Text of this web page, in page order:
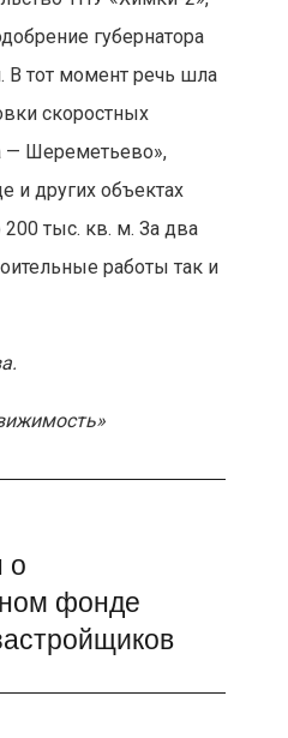
губернатора
В тот момент речь шла
скоростных
— Шереметьево»,
и других объектах
тыс. кв. м. За два
работы так и
о
фонде